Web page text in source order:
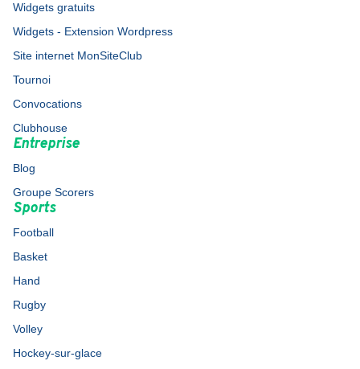
Widgets gratuits
Widgets - Extension Wordpress
Site internet MonSiteClub
Tournoi
Convocations
Clubhouse
Entreprise
Blog
Groupe Scorers
Sports
Football
Basket
Hand
Rugby
Volley
Hockey-sur-glace